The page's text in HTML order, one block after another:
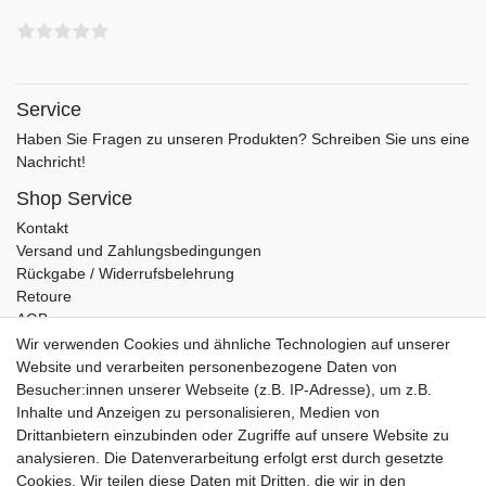
Service
Haben Sie Fragen zu unseren Produkten? Schreiben Sie uns eine
Nachricht!
Shop Service
Kontakt
Versand und Zahlungsbedingungen
Rückgabe / Widerrufsbelehrung
Retoure
AGB
Vertrag widerrufen
Informationen
Datenschutz
Impressum
Wir verwenden Cookies und ähnliche Technologien auf unserer
Website und verarbeiten personenbezogene Daten von
Besucher:innen unserer Webseite (z.B. IP-Adresse), um z.B.
Inhalte und Anzeigen zu personalisieren, Medien von
Drittanbietern einzubinden oder Zugriffe auf unsere Website zu
analysieren. Die Datenverarbeitung erfolgt erst durch gesetzte
Cookies. Wir teilen diese Daten mit Dritten, die wir in den